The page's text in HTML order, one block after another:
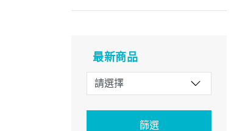
最新商品
篩選